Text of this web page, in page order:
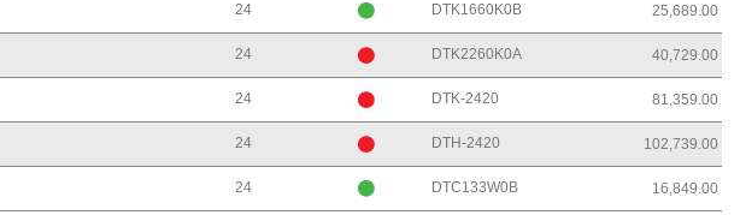
24 DTK1660K0B 25,689.00
24 DTK2260K0A 40,729.00
24 DTK-2420 81,359.00
24 DTH-2420 102,739.00
24 DTC133W0B 16,849.00